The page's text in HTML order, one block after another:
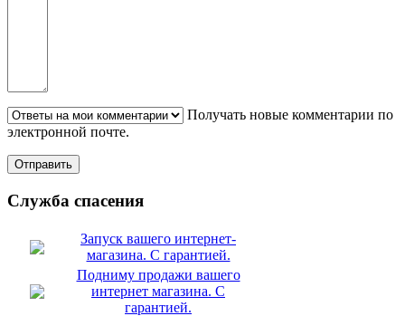
Получать новые комментарии по
электронной почте.
Служба спасения
Запуск вашего интернет-
магазина. С гарантией.
Подниму продажи вашего
интернет магазина. С
гарантией.